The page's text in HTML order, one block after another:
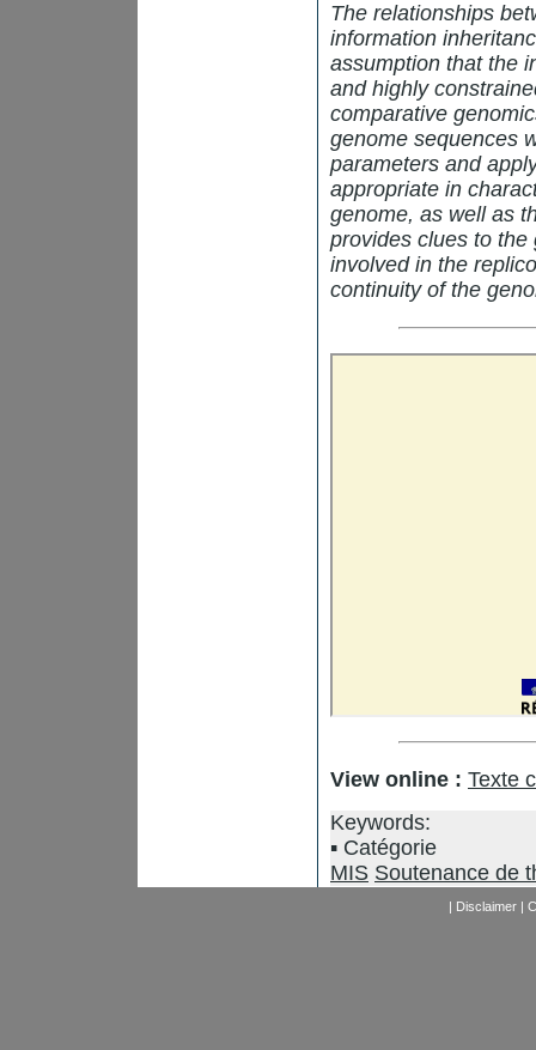
The relationships
information
assumption that the
and highly
comparative
genome sequences
parameters and
appropriate in
genome, as well as
provides clues to
involved in the
continuity of the
View online : Texte
Keywords:
Catégorie
MIS Soutenance de
| Disclaimer|